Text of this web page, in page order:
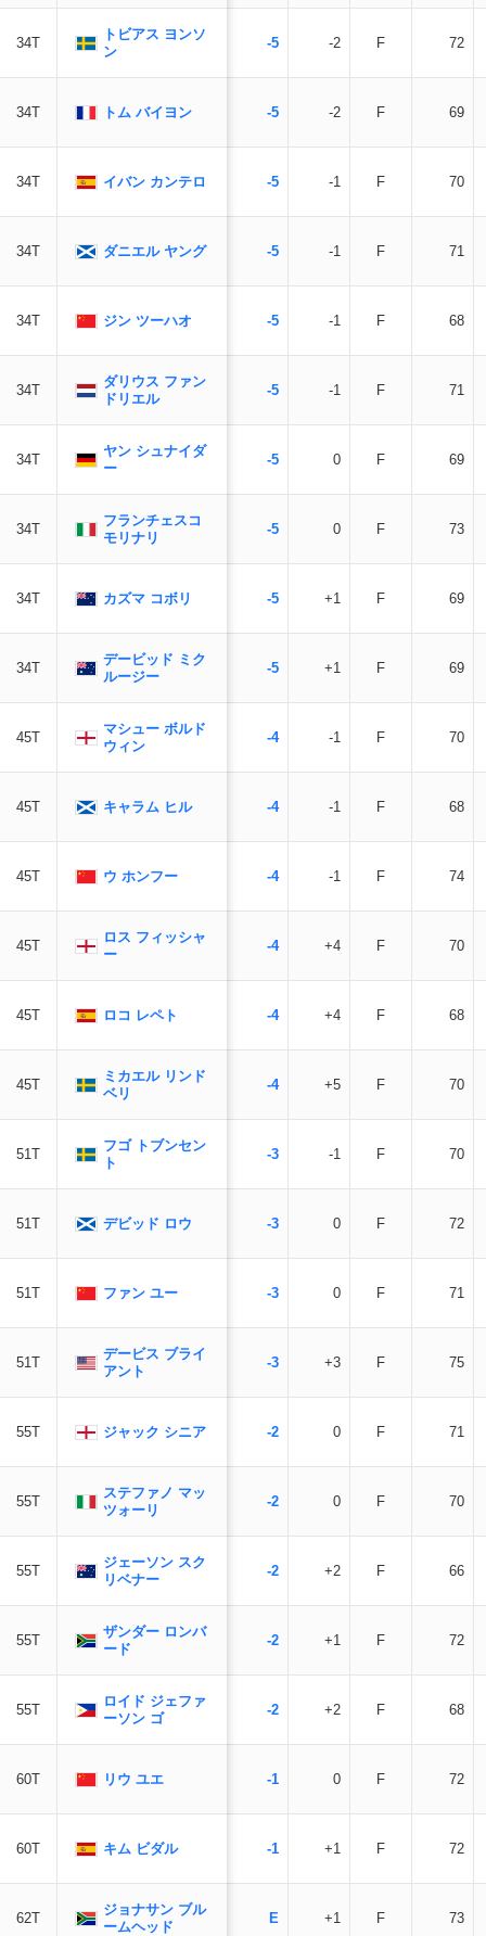
34T
トビアス ヨンソ
ン
34T トム バイヨン
34T イバン カンテロ
34T ダニエル ヤング
34T ジン ツーハオ
34T
ダリウス ファン
ドリエル
34T
ヤン シュナイダ
ー
34T
フランチェスコ
モリナリ
34T カズマ コボリ
34T
デービッド ミク
ルージー
45T
マシュー ボルド
ウィン
45T キャラム ヒル
45T ウ ホンフー
45T
ロス フィッシャ
ー
45T ロコ レペト
45T
ミカエル リンド
ベリ
51T
フゴ トブンセン
ト
51T デビッド ロウ
51T ファン ユー
51T
デービス ブライ
アント
55T ジャック シニア
55T
ステファノ マッ
ツォーリ
55T
ジェーソン スク
リベナー
55T
ザンダー ロンバ
ード
55T
ロイド ジェファ
ーソン ゴ
60T リウ ユエ
60T キム ビダル
62T
ジョナサン ブル
ームヘッド
-5 -2 F 72
-5 -2 F 69
-5 -1 F 70
-5 -1 F 71
-5 -1 F 68
-5 -1 F 71
-5 0 F 69
-5 0 F 73
-5 +1 F 69
-5 +1 F 69
-4 -1 F 70
-4 -1 F 68
-4 -1 F 74
-4 +4 F 70
-4 +4 F 68
-4 +5 F 70
-3 -1 F 70
-3 0 F 72
-3 0 F 71
-3 +3 F 75
-2 0 F 71
-2 0 F 70
-2 +2 F 66
-2 +1 F 72
-2 +2 F 68
-1 0 F 72
-1 +1 F 72
E +1 F 73